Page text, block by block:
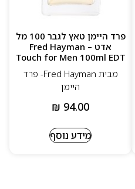
פרד היימן טאץ לגבר 100 מל
אדט – Fred Hayman
Touch for Men 100ml EDT
מבית Fred Hayman- פרד
היימן
₪ 94.00
מידע נוסף